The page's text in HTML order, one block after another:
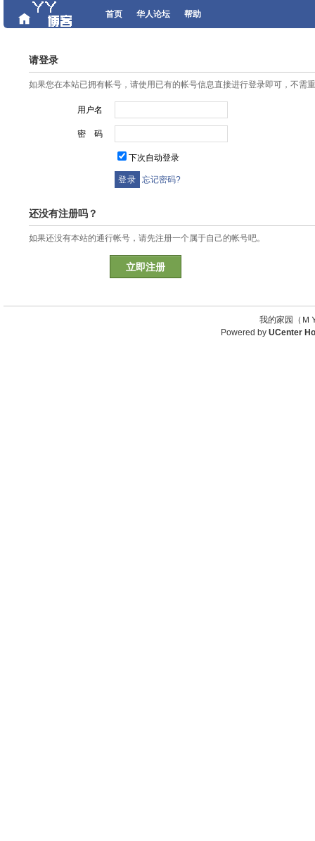
首页 华人论坛 帮助
请登录
如果您在本站已拥有帐号，请使用已有的帐号信息直接进行登录即可，不需
用户名
密 码
下次自动登录
忘记密码?
还没有注册吗？
如果还没有本站的通行帐号，请先注册一个属于自己的帐号吧。
立即注册
我的家园（
Powered by UCenter